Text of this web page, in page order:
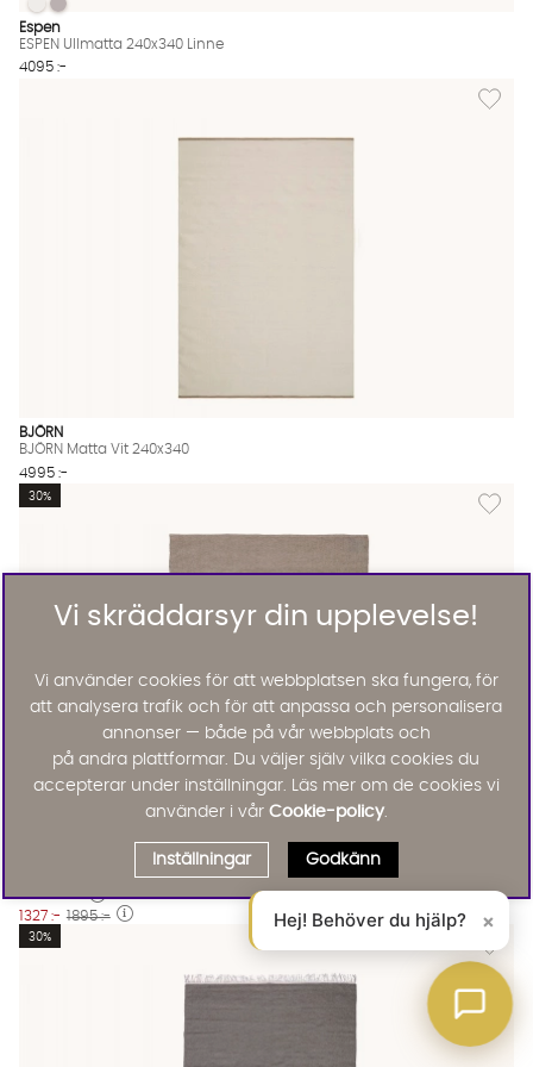
ESPEN Ullmatta 240x340 Linne Finns även i dessa färger:
ESPEN Ullmatta 240x340 Linne
ESPEN Ullmatta 240x340 Linne
Espen
ESPEN Ullmatta 240x340 Linne
4095 :-
Lägg
BJÖRN
BJÖRN Matta Vit 240x340
4995 :-
Lägg
30%
LIZA Ullmatta 160x230 Mörkbeige Finns även i dessa färger:
LIZA Ullmatta 160x230 Mörkbeige
KAMPANJ
1327 :- 1895 :-
30%
Vi skräddarsyr din upplevelse!
Vi använder cookies för att webbplatsen ska fungera, för
att analysera trafik och för att anpassa och personalisera
annonser — både på vår webbplats och
på andra plattformar. Du väljer själv vilka cookies du
accepterar under inställningar. Läs mer om de cookies vi
använder i vår Cookie-policy.
Inställningar Godkänn
Hej! Behöver du hjälp? ×